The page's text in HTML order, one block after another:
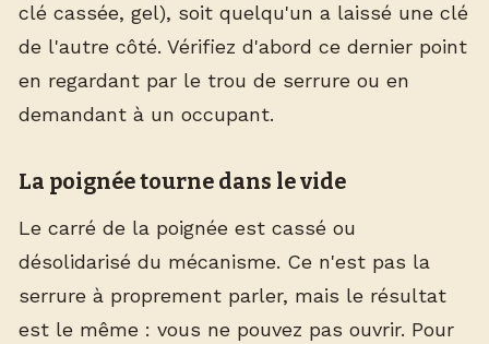
clé cassée, gel), soit quelqu'un a laissé une clé
de l'autre côté. Vérifiez d'abord ce dernier point
en regardant par le trou de serrure ou en
demandant à un occupant.
La poignée tourne dans le vide
Le carré de la poignée est cassé ou
désolidarisé du mécanisme. Ce n'est pas la
serrure à proprement parler, mais le résultat
est le même : vous ne pouvez pas ouvrir. Pour